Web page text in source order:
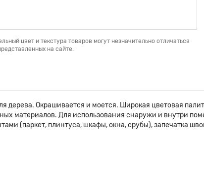
цвет и текстура товаров могут незначительно отличаться
на сайте.
дерева. Окрашивается и моется. Широкая цветовая
материалов. Для использования снаружи и внутри
(паркет, плинтуса, шкафы, окна, срубы), запечатка